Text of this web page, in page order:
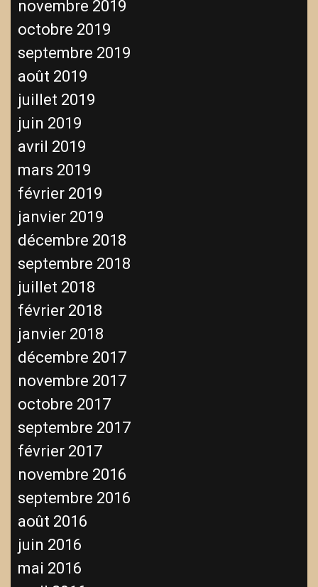
novembre 2019
octobre 2019
septembre 2019
août 2019
juillet 2019
juin 2019
avril 2019
mars 2019
février 2019
janvier 2019
décembre 2018
septembre 2018
juillet 2018
février 2018
janvier 2018
décembre 2017
novembre 2017
octobre 2017
septembre 2017
février 2017
novembre 2016
septembre 2016
août 2016
juin 2016
mai 2016